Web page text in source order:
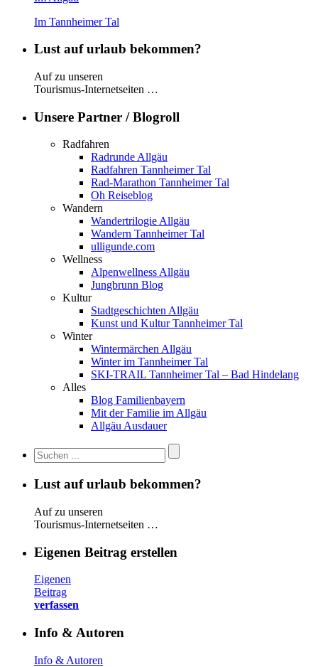
Im Tannheimer Tal
Lust auf urlaub bekommen?
Auf zu unseren
Tourismus-Internetseiten …
Unsere Partner / Blogroll
Radfahren
Radrunde Allgäu
Radfahren Tannheimer Tal
Rad-Marathon Tannheimer Tal
Oh Reiseblog
Wandern
Wandertrilogie Allgäu
Wandern Tannheimer Tal
ulligunde.com
Wellness
Alpenwellness Allgäu
Jungbrunn Blog
Kultur
Stadtgeschichten Allgäu
Kunst und Kultur Tannheimer Tal
Winter
Wintermärchen Allgäu
Winter im Tannheimer Tal
SKI-TRAIL Tannheimer Tal – Bad Hindelang
Alles
Blog Familienbayern
Mit der Familie im Allgäu
Allgäu Ausdauer
Lust auf urlaub bekommen?
Auf zu unseren
Tourismus-Internetseiten …
Eigenen Beitrag erstellen
Eigenen
Beitrag
verfassen
Info & Autoren
Info & Autoren